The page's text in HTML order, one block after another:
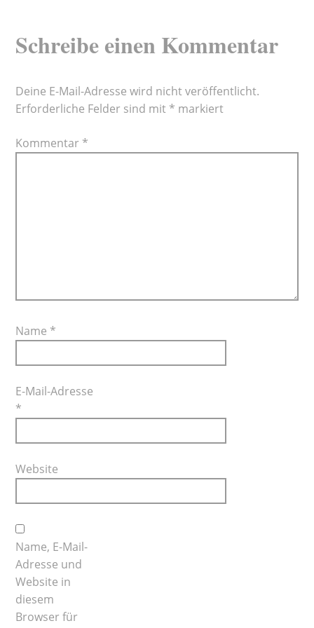
Schreibe einen Kommentar
Deine E-Mail-Adresse wird nicht veröffentlicht.
Erforderliche Felder sind mit * markiert
Kommentar *
Name *
E-Mail-Adresse
*
Website
Name, E-Mail-
Adresse und
Website in
diesem
Browser für